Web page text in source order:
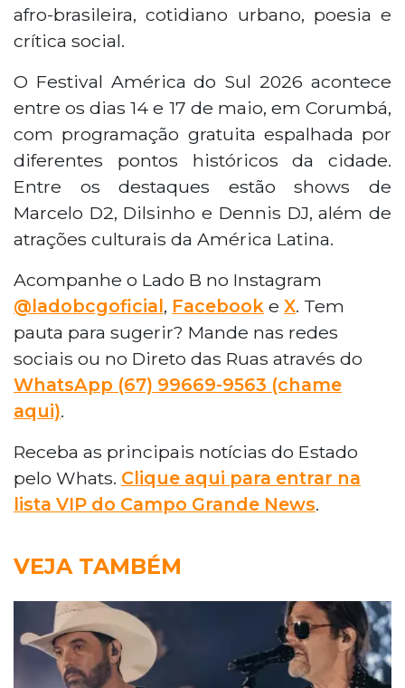
afro-brasileira, cotidiano urbano, poesia e
crítica social.
O Festival América do Sul 2026 acontece
entre os dias 14 e 17 de maio, em Corumbá,
com programação gratuita espalhada por
diferentes pontos históricos da cidade.
Entre os destaques estão shows de
Marcelo D2, Dilsinho e Dennis DJ, além de
atrações culturais da América Latina.
Acompanhe o Lado B no Instagram
@ladobcgoficial, Facebook e X. Tem
pauta para sugerir? Mande nas redes
sociais ou no Direto das Ruas através do
WhatsApp (67) 99669-9563 (chame
aqui).
Receba as principais notícias do Estado
pelo Whats. Clique aqui para entrar na
lista VIP do Campo Grande News.
VEJA TAMBÉM